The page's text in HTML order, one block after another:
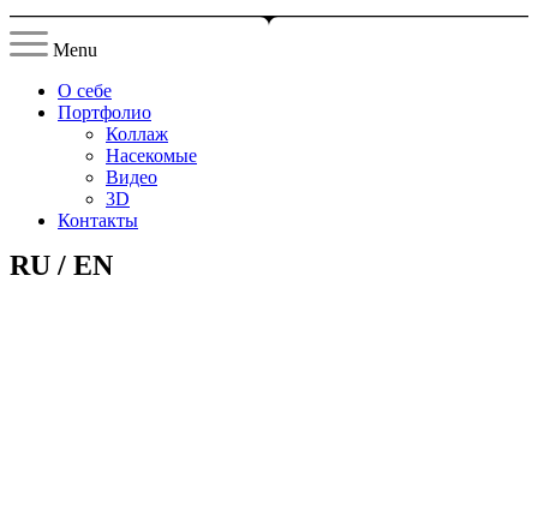
Menu
О себе
Портфолио
Коллаж
Насекомые
Видео
3D
Контакты
RU / EN